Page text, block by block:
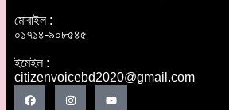
মোবাইল :
০১৭১৪-৯০৮৫৪৫
ইমেইল :
citizenvoicebd2020@gmail.com